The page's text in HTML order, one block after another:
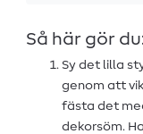
Så här gör
Sy det lilla
genom att
fästa det
dekorsöm.